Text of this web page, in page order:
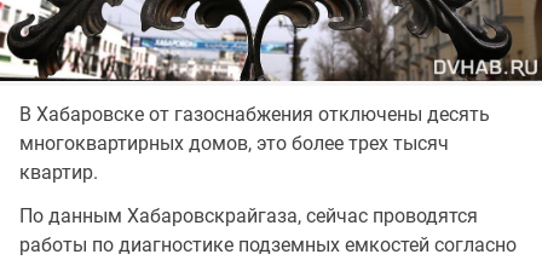
В Хабаровске от газоснабжения отключены десять
многоквартирных домов, это более трех тысяч
квартир.
По данным Хабаровскрайгаза, сейчас проводятся
работы по диагностике подземных емкостей согласно